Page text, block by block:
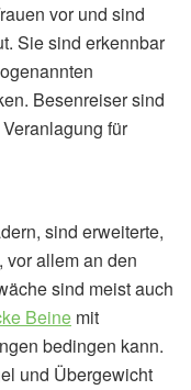
vor und sind
Sie sind erkennbar
Besenreiser sind
für
sind erweiterte,
allem an den
sind meist auch
Beine mit
bedingen kann.
und Übergewicht